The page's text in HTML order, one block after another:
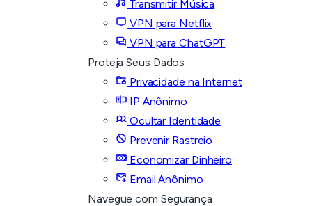
Transmitir Música
VPN para Netflix
VPN para ChatGPT
Proteja Seus Dados
Privacidade na Internet
IP Anônimo
Ocultar Identidade
Prevenir Rastreio
Economizar Dinheiro
Email Anônimo
Navegue com Segurança